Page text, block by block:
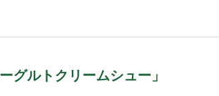
グルトクリームシュー」